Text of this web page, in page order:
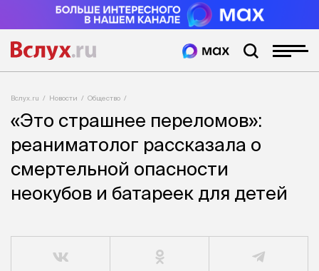
Вслух.ru Новости Общество
«Это страшнее переломов»:
реаниматолог рассказала о
смертельной опасности
неокубов и батареек для детей